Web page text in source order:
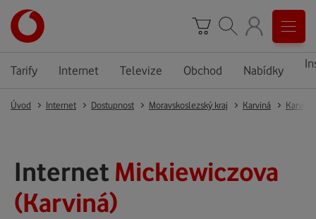
Tarify Internet Televize Obchod Nabídky
Úvod Internet Dostupnost Moravskoslezský kraj Karviná Karviná
Internet Mickiewiczova
(Karviná)